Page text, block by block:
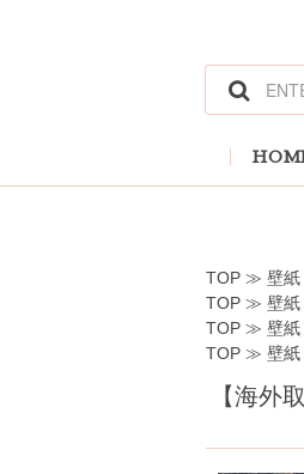
ホーム
ホーム
>壁
TOP ≫ 壁紙
TOP ≫ 壁紙
TOP ≫ 壁紙
TOP ≫ 壁紙
【海外